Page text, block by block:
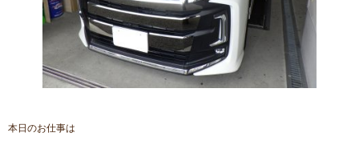
本日のお仕事は